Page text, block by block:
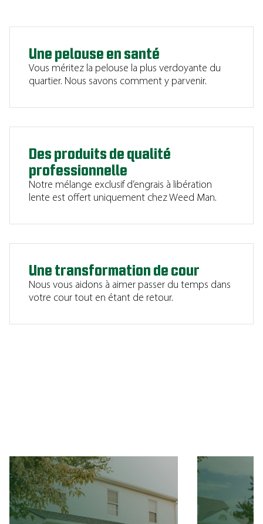
Une pelouse en santé
Vous méritez la pelouse la plus verdoyante du
quartier. Nous savons comment y parvenir.
Des produits de qualité
professionnelle
Notre mélange exclusif d’engrais à libération
lente est offert uniquement chez Weed Man.
Une transformation de cour
Nous vous aidons à aimer passer du temps dans
votre cour tout en étant de retour.